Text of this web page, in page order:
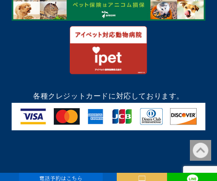
各種クレジットカードに対応しております。